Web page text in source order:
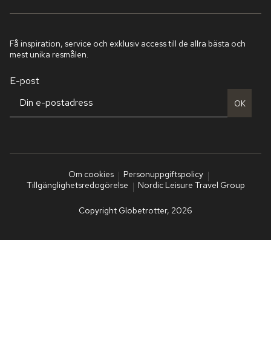
Få inspiration, service och exklusiv access till de allra bästa och
mest unika resmålen.
E-post
OK
Om cookies
Personuppgiftspolicy
Tillgänglighetsredogörelse
Nordic Leisure Travel Group
Copyright Globetrotter, 2026